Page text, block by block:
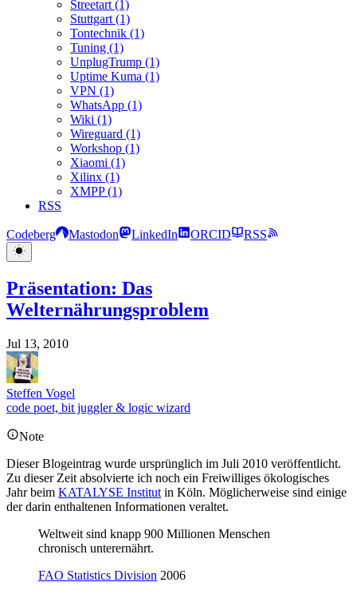
Streetart (1)
Stuttgart (1)
Tontechnik (1)
Tuning (1)
UnplugTrump (1)
Uptime Kuma (1)
VPN (1)
WhatsApp (1)
Wiki (1)
Wireguard (1)
Workshop (1)
Xiaomi (1)
Xilinx (1)
XMPP (1)
RSS
Codeberg Mastodon LinkedIn ORCID RSS
Präsentation: Das
Welternährungsproblem
Jul 13, 2010
Steffen Vogel
code poet, bit juggler & logic wizard
Note
Dieser Blogeintrag wurde ursprünglich im Juli 2010 veröffentlicht.
Zu dieser Zeit absolvierte ich noch ein Freiwilliges ökologisches
Jahr beim KATALYSE Institut in Köln. Möglicherweise sind einige
der darin enthaltenen Informationen veraltet.
Weltweit sind knapp 900 Millionen Menschen
chronisch unterernährt.
FAO Statistics Division 2006